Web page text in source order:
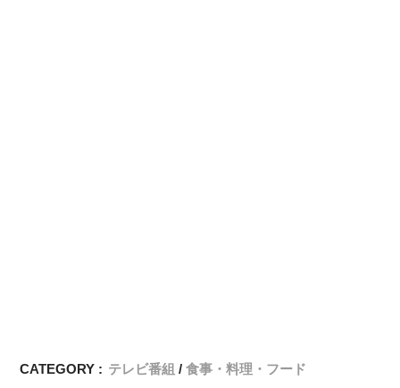
CATEGORY : テレビ番組
食事・料理・フード